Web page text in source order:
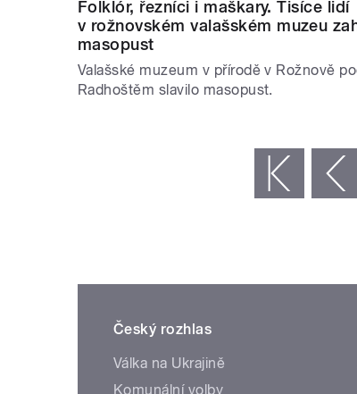
Folklór, řezníci i maškary. Tisíce lidí
v rožnovském valašském muzeu
masopust
Valašské muzeum v přírodě v Rožnově
Radhoštěm slavilo masopust.
‹ předchozí
Český rozhlas
Válka na Ukrajině
Komunální volby